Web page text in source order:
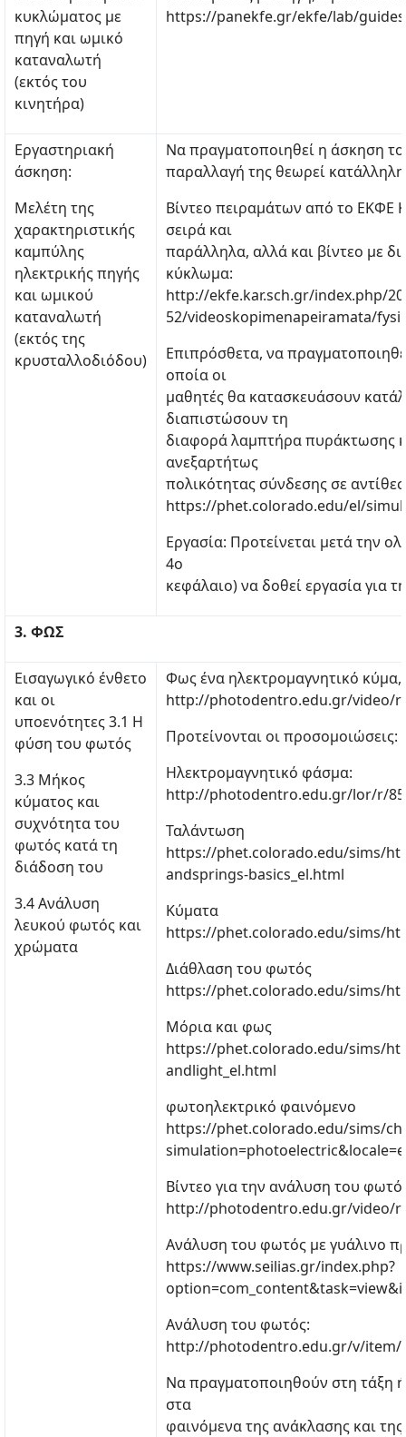
κυκλώματος με
πηγή και ωμικό
καταναλωτή
(εκτός του
κινητήρα)
https://panekfe.gr/ekfe/lab/guides
Εργαστηριακή
άσκηση:
Μελέτη της
χαρακτηριστικής
καμπύλης
ηλεκτρικής πηγής
και ωμικού
καταναλωτή
(εκτός της
κρυσταλλοδιόδου)
Να πραγματοποιηθεί η άσκηση
παραλλαγή της θεωρεί
Βίντεο πειραμάτων από το ΕΚΦΕ
σειρά και
παράλληλα, αλλά και βίντεο με
κύκλωμα:
http://ekfe.kar.sch.gr/index.php/
52/videoskopimenapeiramata/
Επιπρόσθετα, να
οποία οι
μαθητές θα κατασκευάσουν
διαπιστώσουν τη
διαφορά λαμπτήρα πυράκτωσης
ανεξαρτήτως
πολικότητας σύνδεσης σε
https://phet.colorado.edu/el/
Εργασία: Προτείνεται μετά την
4ο
κεφάλαιο) να δοθεί εργασία για
3. ΦΩΣ
Εισαγωγικό ένθετο
και οι
υποενότητες 3.1 Η
φύση του φωτός
3.3 Μήκος
κύματος και
συχνότητα του
φωτός κατά τη
διάδοση του
3.4 Ανάλυση
λευκού φωτός και
χρώματα
Φως ένα ηλεκτρομαγνητικό κύμα,
http://photodentro.edu.gr/video/
Προτείνονται οι προσομοιώσεις:
Ηλεκτρομαγνητικό φάσμα:
http://photodentro.edu.gr/lor/r/
Ταλάντωση
https://phet.colorado.edu/sims/
andsprings-basics_el.html
Κύματα
https://phet.colorado.edu/sims/
Διάθλαση του φωτός
https://phet.colorado.edu/sims/
Μόρια και φως
https://phet.colorado.edu/sims/
andlight_el.html
φωτοηλεκτρικό φαινόμενο
https://phet.colorado.edu/sims/
Βίντεο για την ανάλυση του
http://photodentro.edu.gr/video/
Ανάλυση του φωτός με γυάλινο
https://www.seilias.gr/index.php?
Ανάλυση του φωτός:
http://photodentro.edu.gr/v/item/
Να πραγματοποιηθούν στη τάξη
στα
φαινόμενα της ανάκλασης και